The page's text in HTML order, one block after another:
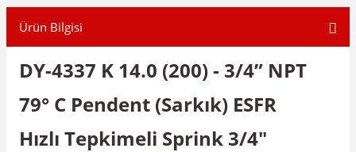
Ürün Bilgisi
DY-4337 K 14.0 (200) - 3/4” NPT
79° C Pendent (Sarkık) ESFR
Hızlı Tepkimeli Sprink 3/4"